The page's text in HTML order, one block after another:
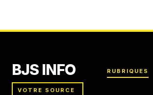
BJS INFO
VOTRE SOURCE
RUBRIQUES